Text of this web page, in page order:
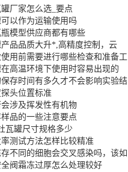
厂家怎么选_要点
以作为运输使用吗
模型供应商都有哪些
品品质大升*,高精度控制，云
用前需要进行哪些检查和准备工
高温环境下使用时容易出现的
存时间有多久才不会影响实验结
头位置标准
涉及挥发性有机物
品的一些注意要点
瓦罐尺寸规格多少
测试方法怎样比较精准
不同的细胞会交叉感染吗，该如
阀霜冻过厚怎么处理较好